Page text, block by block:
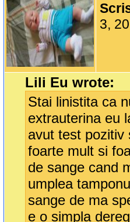
3,
Lili Eu wrote:
Stai linistita ca
extrauterina eu
avut test pozitiv
foarte mult si
de sange cand
umplea
sange de ma
e o simpla